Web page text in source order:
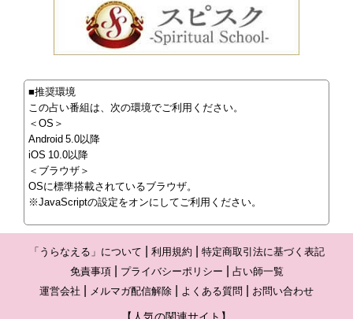
■推奨環境
この占い番組は、次の環境でご利用ください。
＜OS＞
Android 5.0以降
iOS 10.0以降
＜ブラウザ＞
OSに標準搭載されているブラウザ。
※JavaScriptの設定をオンにしてご利用ください。
「うらなえる」について 利用規約
特定商取引法に基づく表記
免責事項
プライバシーポリシー
占い師一覧
運営会社
メルマガ配信解除 よくある質問 お問い合わせ
【人気の関連サイト】